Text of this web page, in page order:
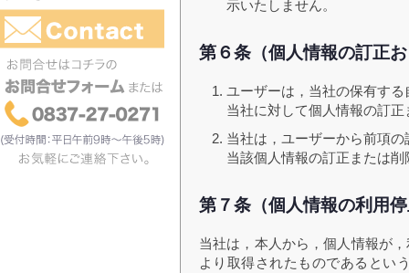
示いたしません。
第６条（個人情報の訂正
ユーザーは，当社の保有す
当社に対して個人情報の訂
当社は，ユーザーから前項
当該個人情報の訂正または
第７条（個人情報の利用
当社は，本人から，個人情報が
より取得されたものであるとい